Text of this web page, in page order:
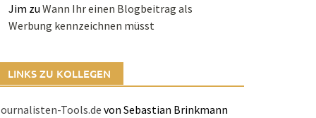
Jim zu Wann Ihr einen Blogbeitrag als
Werbung kennzeichnen müsst
LINKS ZU KOLLEGEN
Tools.devon Sebastian Brinkmann